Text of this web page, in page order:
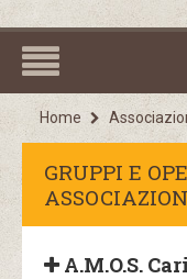
Home
GRUPPI E
A.M.O.S.